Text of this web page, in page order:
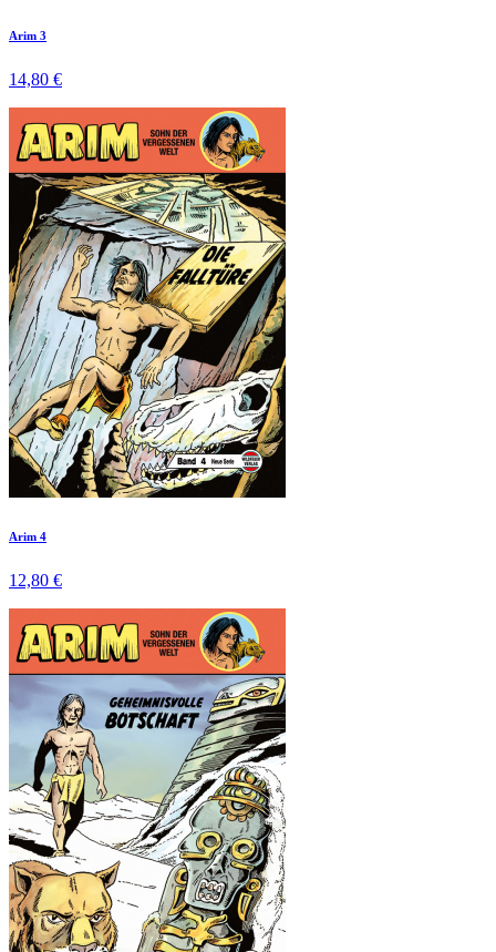
Arim 3
14,80 €
Arim 4
12,80 €